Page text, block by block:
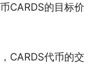
CARDS的目标价
CARDS代币的交